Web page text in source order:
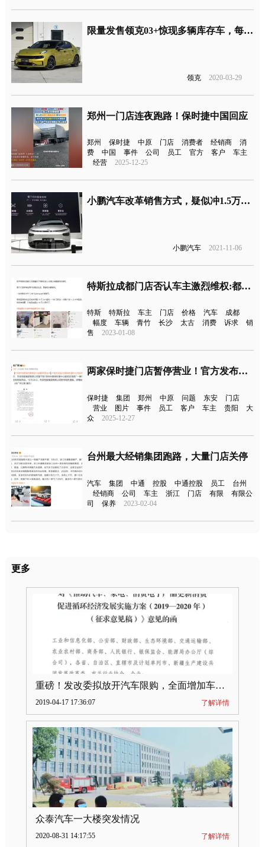
限量发售领克03+惊现多辆库存车，每家门店仅2辆？
领克 2020-03-29
郑州一门店连夜跑路！保时捷中国回应
郑州 保时捷 中原 门店 消费者 经销商
消
费
中国 事件 公司 员工 官方 客户
车主
经营
2025-12-25
小鹏汽车改革销售方式，疑似冲1.5万辆月交付目标
小鹏汽车 2021-11-06
特斯拉成都门店否认车主激烈维权:都是理性维权
特斯 特斯拉 车主 门店 价格 汽车
成都
幅度
车辆 青竹 长沙 太古 消费 诉求
销
售
2023-01-08
两家保时捷门店暂停营业！官方发布通告
保时捷 集团 郑州 中原 问题 东安
门店
营业
图片 事件 员工 客户 车主 贵阳
大
众
2025-12-27
台州最大经销集团跑路，大量门店关停
汽车 集团 中通 控股 中通控股 员工
台州
经销商
公司 车主 浙江 门店 有限
有限公
司
保养 2023-02-04
更多
重磅！发改委拟放开汽车限购，全面增加车牌指标
2019-04-17 17:36:07 了解详情
众泰汽车一大楼突发情况
2020-08-31 14:17:55 了解详情